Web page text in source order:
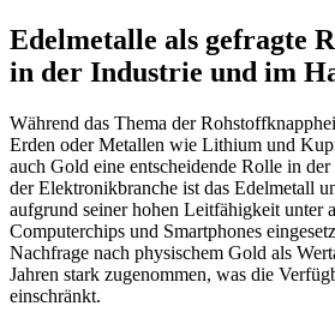
Edelmetalle als gefragte
in der Industrie und im
Während das Thema der
Erden oder Metallen wie Lithium und
auch Gold eine entscheidende Rolle in
der Elektronikbranche ist das Edelmetall
aufgrund seiner hohen Leitfähigkeit unter
Computerchips und Smartphones
Nachfrage nach physischem Gold als
Jahren stark zugenommen, was die
einschränkt.